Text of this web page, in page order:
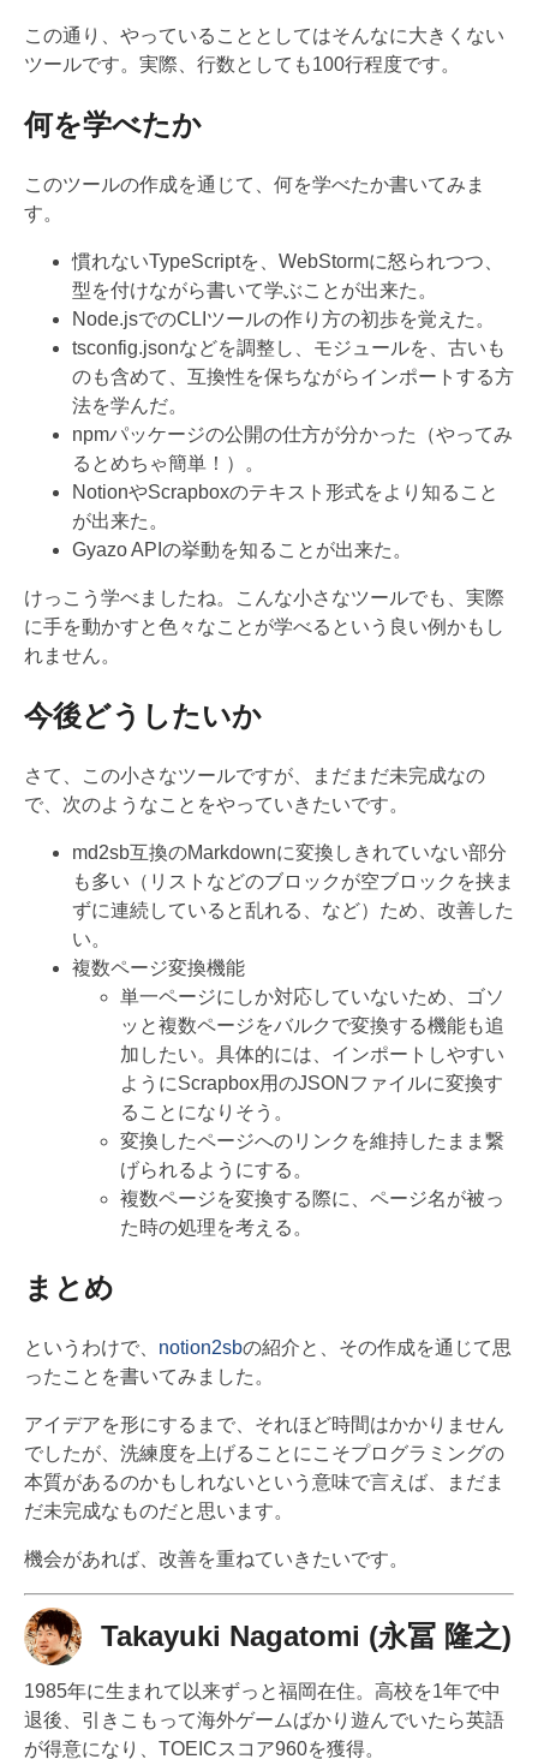
この通り、やっていることとしてはそんなに大きくない
ツールです。実際、行数としても100行程度です。
何を学べたか
このツールの作成を通じて、何を学べたか書いてみま
す。
慣れないTypeScriptを、WebStormに怒られつつ、
型を付けながら書いて学ぶことが出来た。
Node.jsでのCLIツールの作り方の初歩を覚えた。
tsconfig.jsonなどを調整し、モジュールを、古いも
のも含めて、互換性を保ちながらインポートする方
法を学んだ。
npmパッケージの公開の仕方が分かった（やってみ
るとめちゃ簡単！）。
NotionやScrapboxのテキスト形式をより知ること
が出来た。
Gyazo APIの挙動を知ることが出来た。
けっこう学べましたね。こんな小さなツールでも、実際
に手を動かすと色々なことが学べるという良い例かもし
れません。
今後どうしたいか
さて、この小さなツールですが、まだまだ未完成なの
で、次のようなことをやっていきたいです。
md2sb互換のMarkdownに変換しきれていない部分
も多い（リストなどのブロックが空ブロックを挟ま
ずに連続していると乱れる、など）ため、改善した
い。
複数ページ変換機能
単一ページにしか対応していないため、ゴソ
ッと複数ページをバルクで変換する機能も追
加したい。具体的には、インポートしやすい
ようにScrapbox用のJSONファイルに変換す
ることになりそう。
変換したページへのリンクを維持したまま繋
げられるようにする。
複数ページを変換する際に、ページ名が被っ
た時の処理を考える。
まとめ
というわけで、 notion2sbの紹介と、その作成を通じて思
ったことを書いてみました。
アイデアを形にするまで、それほど時間はかかりません
でしたが、洗練度を上げることにこそプログラミングの
本質があるのかもしれないという意味で言えば、まだま
だ未完成なものだと思います。
機会があれば、改善を重ねていきたいです。
Takayuki Nagatomi (永冨 隆之)
1985年に生まれて以来ずっと福岡在住。高校を1年で中
退後、引きこもって海外ゲームばかり遊んでいたら英語
が得意になり、TOEICスコア960を獲得。